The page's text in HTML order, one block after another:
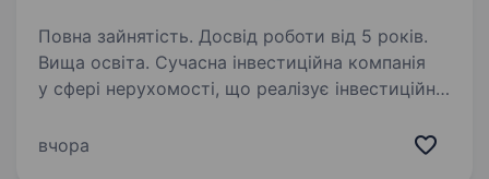
Повна зайнятість. Досвід роботи від 5 років.
Вища освіта. Сучасна інвестиційна компанія
у сфері нерухомості, що реалізує інвестиційні
Фінансового менеджера, який допоможе
вчора